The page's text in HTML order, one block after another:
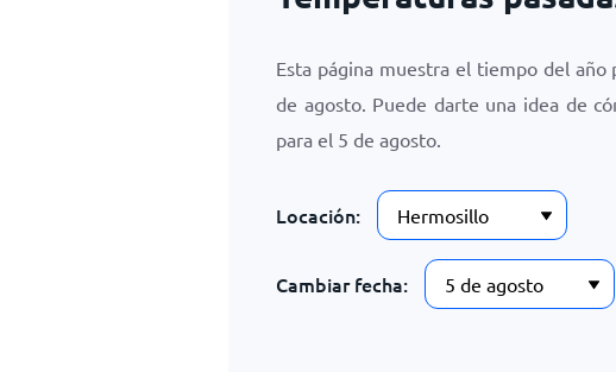
Esta página muestra el tiempo del año
de agosto. Puede darte una idea de
para el 5 de agosto.
Locación:
Cambiar fecha: